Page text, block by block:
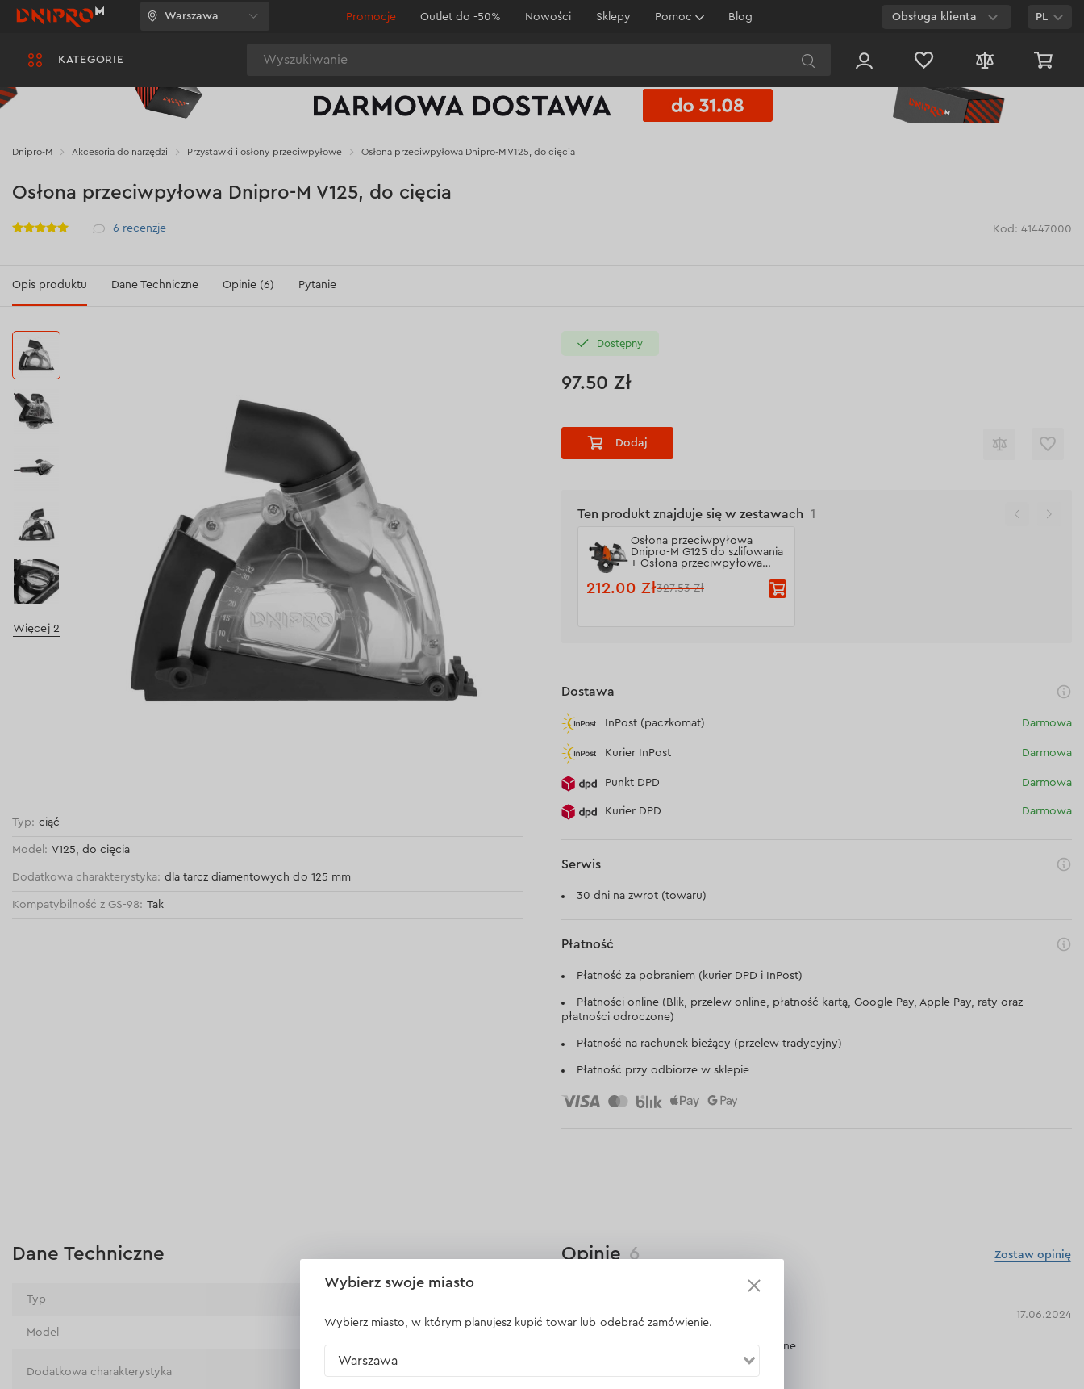
KATEGORIE
Warszawa Promocje Outlet do -50% Nowości Sklepy Pomoc Blog Obsługa klienta
Czat na
stronie
PL
Dnipro-M Akcesoria do narzędzi Przystawki i osłony przeciwpyłowe Osłona przeciwpyłowa Dnipro-M V125, do cięcia
Osłona przeciwpyłowa Dnipro-M V125, do cięcia
Рейтинг 6 recenzje Kod: 41447000
Opis produktu Dane Techniczne Opinie (6) Pytanie
Więcej 2
Typ: ciąć
Model: V125, do cięcia
Dodatkowa charakterystyka: dla tarcz diamentowych do 125 mm
Kompatybilność z GS-98: Tak
Dostępny
97.50 Zł
Dodaj
Ten produkt znajduje się w zestawach 1
Osłona przeciwpyłowa
Dnipro-M G125 do szlifowania
+ Osłona przeciwpyłowa
przeciwpyłowa W125, do
bruzdowania
212.00 Zł327.53 Zł
Dostawa
InPost (paczkomat) Darmowa
Kurier InPost Darmowa
Punkt DPD Darmowa
Kurier DPD Darmowa
Serwis
30 dni na zwrot (towaru)
Płatność
Płatność za pobraniem (kurier DPD i InPost)
Płatności online (Blik, przelew online, płatność kartą, Google Pay, Apple Pay, raty oraz
płatności odroczone)
Płatność na rachunek bieżący (przelew tradycyjny)
Płatność przy odbiorze w sklepie
Dane Techniczne
Typ
Model V125, do cięcia
Dodatkowa charakterystyka
dla tarcz diamentowych do 125
mm
Zostaw opinię
Opinie 6
17.06.2024
Przy bruzdowaniu bardzo pomocne
Wybierz swoje miasto
Wybierz miasto, w którym planujesz kupić towar lub odebrać zamówienie.
Warszawa